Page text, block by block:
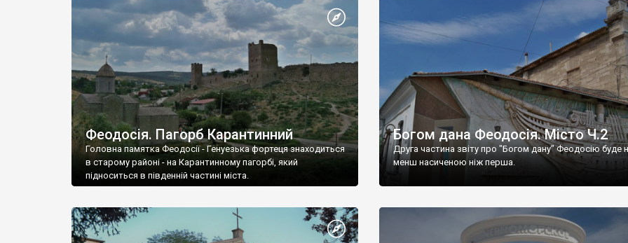
Феодосія. Пагорб Карантинний
Головна памятка Феодосії - Генуезька фортеця знаходиться
в старому районі - на Карантинному пагорбі, який
підноситься в південній частині міста.
Богом дана Феодосія. Місто Ч.2
Друга частина звіту про "Богом дану" Феодосію буде
менш насиченою ніж перша.